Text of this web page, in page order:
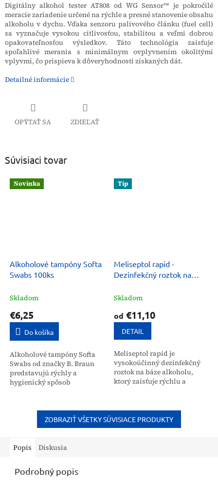
Digitálny alkohol tester AT808 od WG Sensor™ je pokročilé
meracie zariadenie určené na rýchle a presné stanovenie obsahu
alkoholu v dychu. Vďaka senzoru palivového článku (fuel cell)
sa vyznačuje vysokou citlivosťou, stabilitou a veľmi dobrou
opakovateľnosťou výsledkov. Táto technológia zaisťuje
spoľahlivé merania s minimálnym ovplyvnením okolitými
vplyvmi, čo prispieva k dôveryhodnosti získaných dát.
Detailné informácie
OPÝTAŤ SA ZDIEĽAŤ
Súvisiaci tovar
Novinka
Alkoholové tampóny Softa
Swabs 100ks
Skladom
€6,25
Do košíka
Alkoholové tampóny Softa
Swabs od značky B. Braun
predstavujú rýchly a
hygienický spôsob
drobnými zákrokmi. Balenie
obsahuje 100...
Tip
Meliseptol rapid -
Dezinfekčný roztok na
Skladom
od €11,10
DETAIL
Meliseptol rapid je
vysokoúčinný dezinfekčný
roztok na báze alkoholu,
ktorý zaisťuje rýchlu a
vybavenia. Prostriedok je
vhodný...
ZOBRAZIŤ VŠETKY SÚVISIACE PRODUKTY
Popis Diskusia
Podrobný popis